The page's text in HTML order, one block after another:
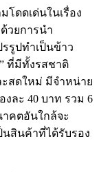
โดดเด่นในเรื่อง
วยการนำ
รูปทำเป็นข้าว
ที่มีทั้งรสชาติ
สดใหม่ มีจำหน่าย
ละ 40 บาท รวม 6
าคตอันใกล้จะ
สินค้าที่ได้รับรอง